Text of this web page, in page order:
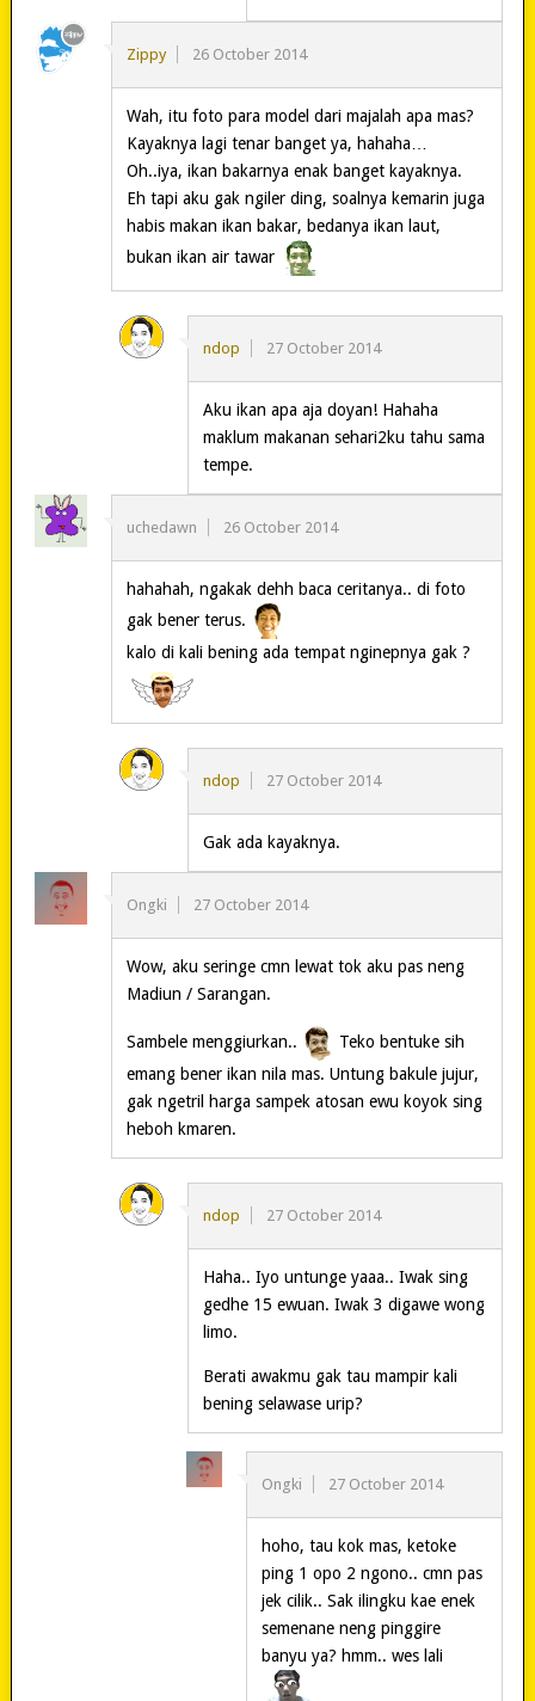
Zippy 26 October 2014
Wah, itu foto para model dari majalah apa mas?
Kayaknya lagi tenar banget ya, hahaha…
Oh..iya, ikan bakarnya enak banget kayaknya.
Eh tapi aku gak ngiler ding, soalnya kemarin juga
habis makan ikan bakar, bedanya ikan laut,
bukan ikan air tawar
ndop 27 October 2014
Aku ikan apa aja doyan! Hahaha
maklum makanan sehari2ku tahu sama
tempe.
uchedawn 26 October 2014
hahahah, ngakak dehh baca ceritanya.. di foto
gak bener terus.
kalo di kali bening ada tempat nginepnya gak ?
ndop 27 October 2014
Gak ada kayaknya.
Ongki 27 October 2014
Wow, aku seringe cmn lewat tok aku pas neng
Madiun / Sarangan.
Sambele menggiurkan..
Teko bentuke sih
emang bener ikan nila mas. Untung bakule jujur,
gak ngetril harga sampek atosan ewu koyok sing
heboh kmaren.
ndop 27 October 2014
Haha.. Iyo untunge yaaa.. Iwak sing
gedhe 15 ewuan. Iwak 3 digawe wong
limo.
Berati awakmu gak tau mampir kali
bening selawase urip?
Ongki 27 October 2014
hoho, tau kok mas, ketoke
ping 1 opo 2 ngono.. cmn pas
jek cilik.. Sak ilingku kae enek
semenane neng pinggire
banyu ya? hmm.. wes lali